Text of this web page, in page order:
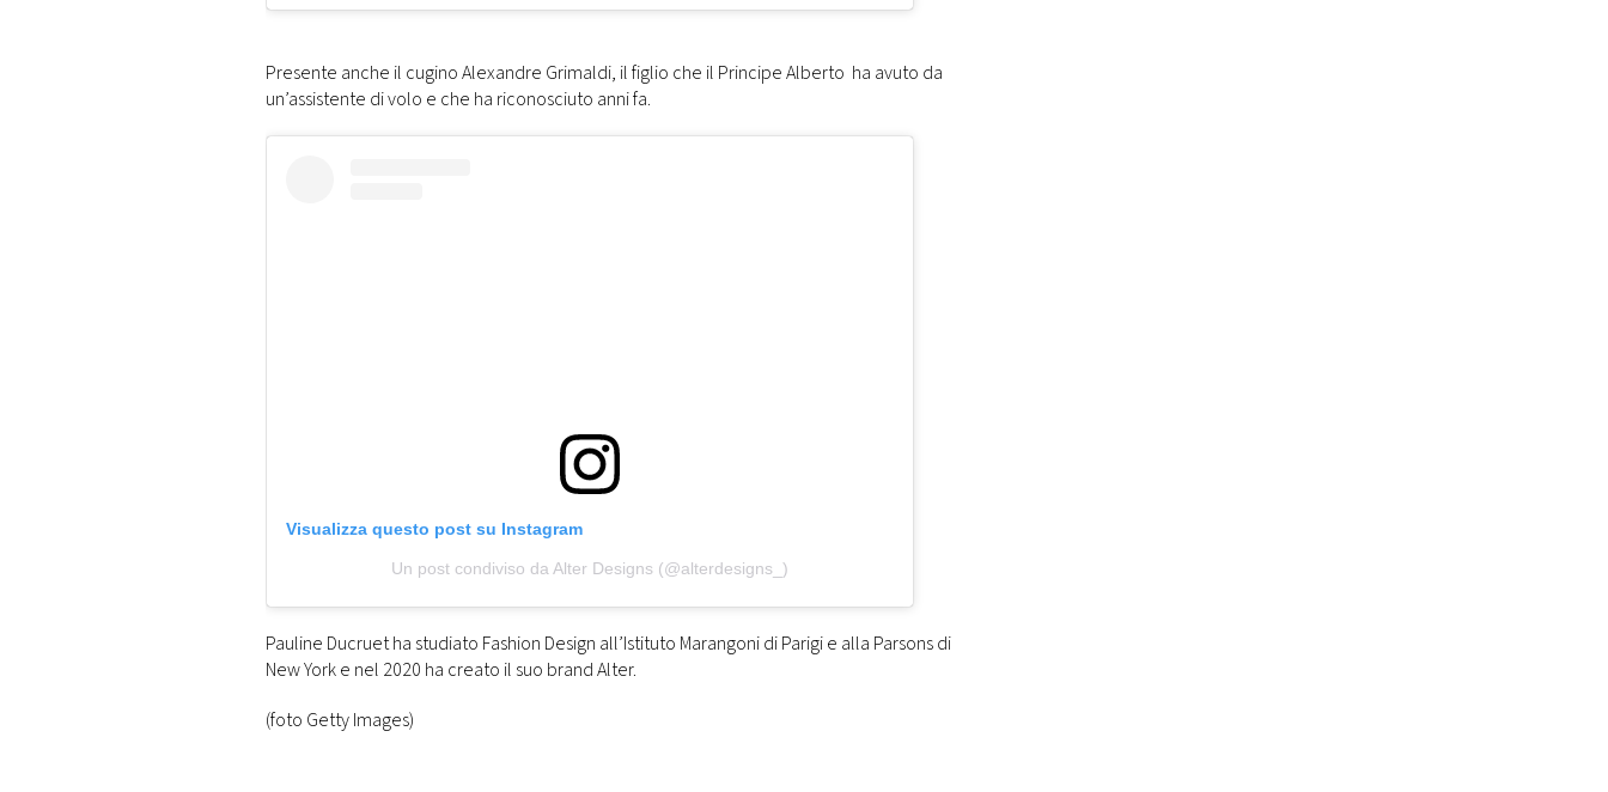
Presente anche il cugino Alexandre Grimaldi, il figlio che il Principe Alberto ha avuto da
un’assistente di volo e che ha riconosciuto anni fa.
Visualizza questo post su Instagram
Un post condiviso da Alter Designs (@alterdesigns_)
Pauline Ducruet ha studiato Fashion Design all’Istituto Marangoni di Parigi e alla Parsons di
New York e nel 2020 ha creato il suo brand Alter.
(foto Getty Images)